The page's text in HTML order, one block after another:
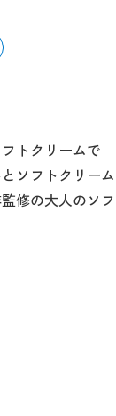
トクリームで
ソフトクリーム
修の大人のソフ